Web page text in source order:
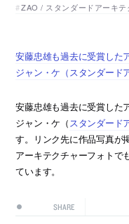
ZAO / スタンダードアーキテ
安藤忠雄も過去に受賞した
ジャン・ケ（スタンダード
安藤忠雄も過去に受賞した
ジャン・ケ（ スタンダード
す。リンク先に作品写真が
アーキテクチャーフォトで
ています。
SHARE